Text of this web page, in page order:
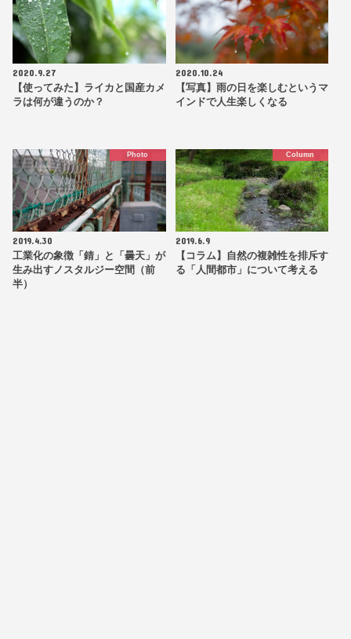
2020.9.27
【使ってみた】ライカと国産カメ
ラは何が違うのか？
2020.10.24
【写真】雨の日を楽しむというマ
インドで人生楽しくなる
Photo
2019.4.30
工業化の象徴「錆」と「曇天」が
生み出すノスタルジー空間（前
半）
Column
2019.6.9
【コラム】自然の複雑性を排斥す
る「人間都市」について考える